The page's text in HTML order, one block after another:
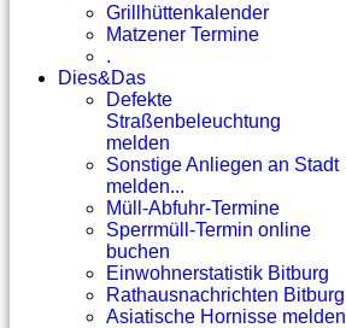
Grillhüttenkalender
Matzener Termine
.
Dies&Das
Defekte
Straßenbeleuchtung
melden
Sonstige Anliegen an Stadt
melden...
Müll-Abfuhr-Termine
Sperrmüll-Termin online
buchen
Einwohnerstatistik Bitburg
Rathausnachrichten Bitburg
Asiatische Hornisse melden